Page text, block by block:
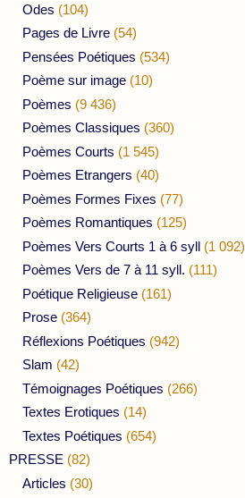
Odes (104)
Pages de Livre (54)
Pensées Poétiques (534)
Poème sur image (10)
Poèmes (9 436)
Poèmes Classiques (360)
Poèmes Courts (1 545)
Poèmes Etrangers (40)
Poèmes Formes Fixes (77)
Poèmes Romantiques (125)
Poèmes Vers Courts 1 à 6 syll (1 092)
Poèmes Vers de 7 à 11 syll. (111)
Poétique Religieuse (161)
Prose (364)
Réflexions Poétiques (942)
Slam (42)
Témoignages Poétiques (266)
Textes Erotiques (14)
Textes Poétiques (654)
PRESSE (82)
Articles (30)